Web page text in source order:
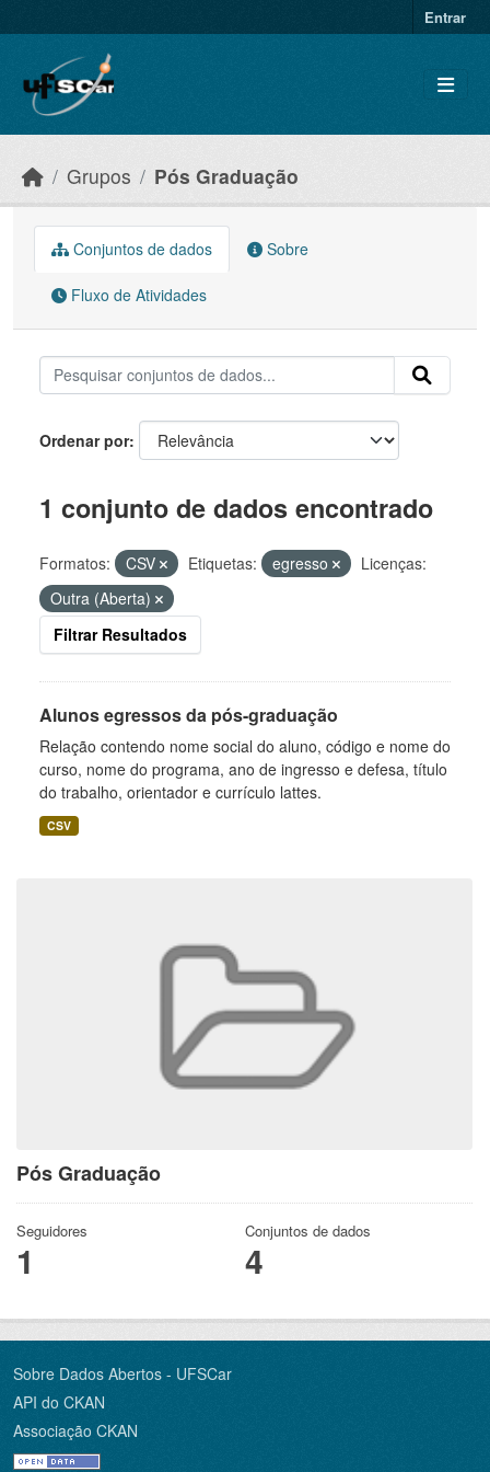
Entrar
Grupos Pós Graduação
Pós Graduação
Seguidores
1
Conjuntos de dados
4
Conjuntos de dados Sobre
Fluxo de Atividades
Ordenar por
1 conjunto de dados encontrado
Formatos: CSV Etiquetas: egresso
Licenças:
Outra (Aberta)
Filtrar Resultados
Alunos egressos da pós-graduação
Relação contendo nome social do aluno, código e nome do
curso, nome do programa, ano de ingresso e defesa, título
do trabalho, orientador e currículo lattes.
CSV
Sobre Dados Abertos - UFSCar
API do CKAN
Associação CKAN